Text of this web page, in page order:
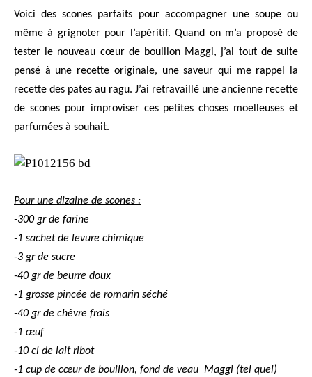
Voici des scones parfaits pour accompagner une soupe ou
même à grignoter pour l’apéritif. Quand on m’a proposé de
tester le nouveau cœur de bouillon Maggi, j’ai tout de suite
pensé à une recette originale, une saveur qui me rappel la
recette des pates au ragu. J’ai retravaillé une ancienne recette
de scones pour improviser ces petites choses moelleuses et
parfumées à souhait.
Pour une dizaine de scones :
-300 gr de farine
-1 sachet de levure chimique
-3 gr de sucre
-40 gr de beurre doux
-1 grosse pincée de romarin séché
-40 gr de chèvre frais
-1 œuf
-10 cl de lait ribot
-1 cup de cœur de bouillon, fond de veau Maggi (tel quel)